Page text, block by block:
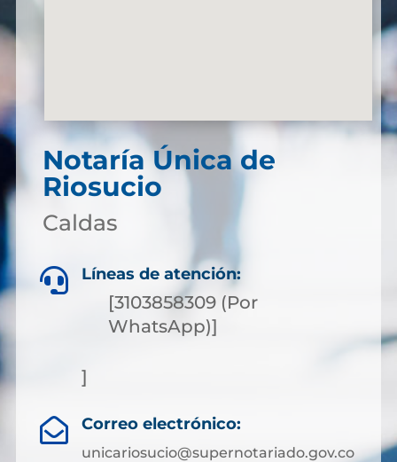
Notaría Única de
Riosucio
Caldas
 Líneas de atención:
[3103858309 (Por
WhatsApp)]
]
 Correo electrónico:
unicariosucio@supernotariado.gov.co